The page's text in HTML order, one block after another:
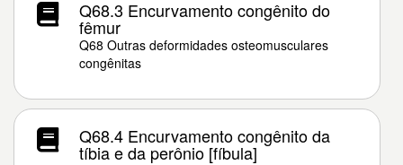
Q68.3 Encurvamento congênito do
fêmur
Q68 Outras deformidades osteomusculares
congênitas
Q68.4 Encurvamento congênito da
tíbia e da perônio [fíbula]